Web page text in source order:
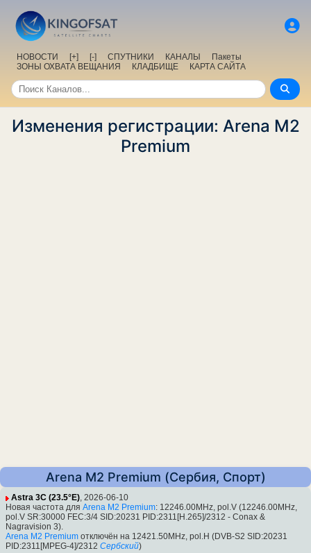
НОВОСТИ [+] [-] СПУТНИКИ КАНАЛЫ
Пакеты
ЗОНЫ ОХВАТА ВЕЩАНИЯ
КЛАДБИЩЕ КАРТА САЙТА
Изменения регистрации: Arena M2
Premium
Arena M2 Premium (Сербия, Спорт)
Astra 3C (23.5°E), 2026-06-10
Новая частота для Arena M2 Premium: 12246.00MHz, pol.V (12246.00MHz,
pol.V SR:30000 FEC:3/4 SID:20231 PID:2311[H.265]/2312 - Conax &
Nagravision 3).
Arena M2 Premium отключён на 12421.50MHz, pol.H (DVB-S2 SID:20231
PID:2311[MPEG-4]/2312 Сербский)